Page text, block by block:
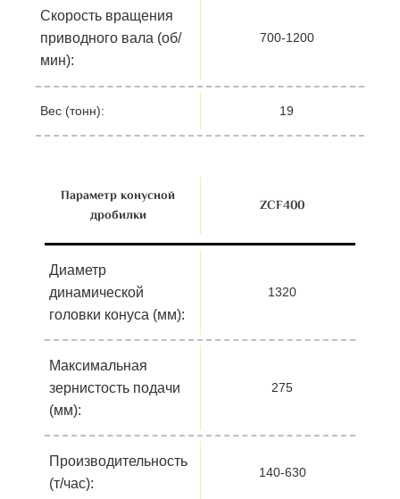
Скорость вращения
приводного вала (об/
мин):
700-1200
Вес (тонн): 19
Параметр конусной
дробилки
ZСF400
Диаметр
динамической
головки конуса (мм):
1320
Максимальная
зернистость подачи
(мм):
275
Производительность
(т/час):
140-630